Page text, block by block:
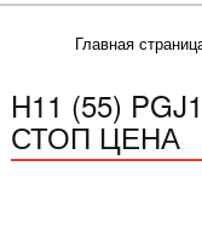
Главная
H11 (55)
СТОП ЦЕНА